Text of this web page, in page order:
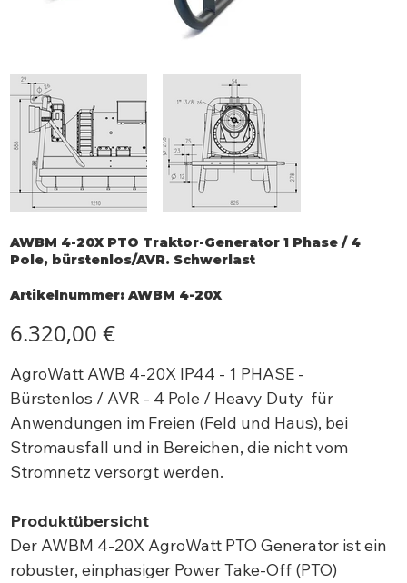
AWBM 4-20X PTO Traktor-Generator 1 Phase / 4
Pole, bürstenlos/AVR. Schwerlast
Artikelnummer: Artikelnummer:
AWBM
AWBM 4-20X
6.320,00 €
AgroWatt AWB 4-20X IP44 - 1 PHASE -
Bürstenlos / AVR - 4 Pole / Heavy Duty für
Anwendungen im Freien (Feld und Haus), bei
Stromausfall und in Bereichen, die nicht vom
Stromnetz versorgt werden.
Produktübersicht
Der AWBM 4-20X AgroWatt PTO Generator ist ein
robuster, einphasiger Power Take-Off (PTO)